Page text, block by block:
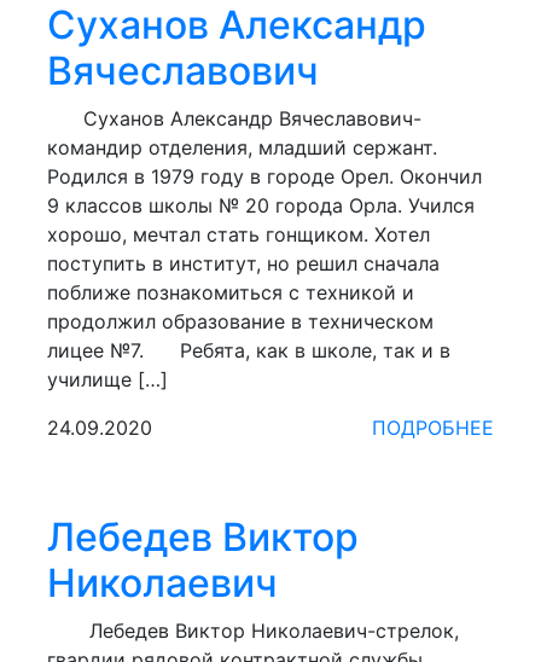
Суханов Александр
Вячеславович
Суханов Александр Вячеславович-
командир отделения, младший сержант.
Родился в 1979 году в городе Орел. Окончил
9 классов школы № 20 города Орла. Учился
хорошо, мечтал стать гонщиком. Хотел
поступить в институт, но решил сначала
поближе познакомиться с техникой и
продолжил образование в техническом
лицее №7.​ Ребята, как в школе, так и в
училище […]
24.09.2020
ПОДРОБНЕЕ
Лебедев Виктор
Николаевич
Лебедев Виктор Николаевич-стрелок,